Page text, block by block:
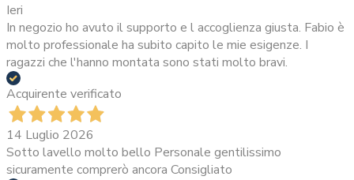
Ieri
In negozio ho avuto il supporto e l accoglienza giusta. Fabio è
molto professionale ha subito capito le mie esigenze. I
ragazzi che l'hanno montata sono stati molto bravi.
Acquirente verificato
14 Luglio 2026
Sotto lavello molto bello Personale gentilissimo
sicuramente comprerò ancora Consigliato